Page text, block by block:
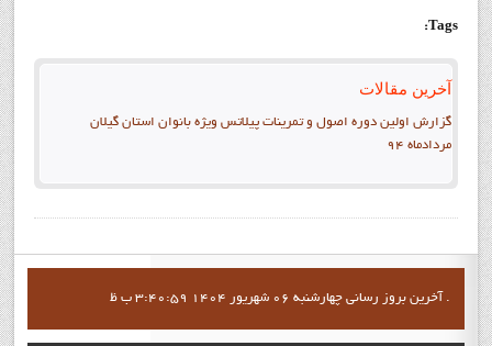
Tags:
آخرین مقالات
گزارش اولین دوره اصول و تمرینات پیلاتس ویژه بانوان استان گيلان
مردادماه 94
آخرين بروز رساني چهارشنبه 06 شهریور 1404 3:40:59 ب ظ .